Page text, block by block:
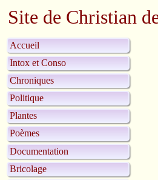
Site de Christian
Accueil
Intox et Conso
Chroniques
Politique
Plantes
Poèmes
Documentation
Bricolage